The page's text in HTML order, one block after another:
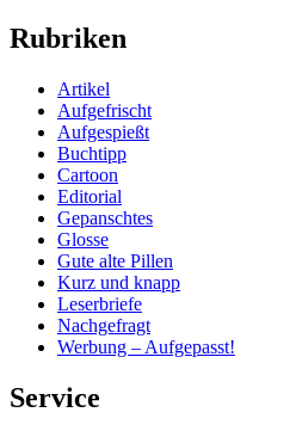
Rubriken
Artikel
Aufgefrischt
Aufgespießt
Buchtipp
Cartoon
Editorial
Gepanschtes
Glosse
Gute alte Pillen
Kurz und knapp
Leserbriefe
Nachgefragt
Werbung – Aufgepasst!
Service